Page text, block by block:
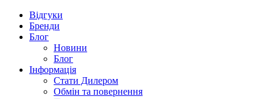
Відгуки
Бренди
Блог
Новини
Блог
Інформація
Стати Дилером
Обмін та повернення